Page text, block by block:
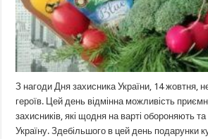
З нагоди Дня захисника України, 14 жовтня,
героїв. Цей день відмінна можливість
захисників, які щодня на варті обороняють
Україну. Здебільшого в цей день подарунки